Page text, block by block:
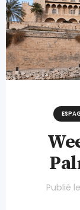
Publié le